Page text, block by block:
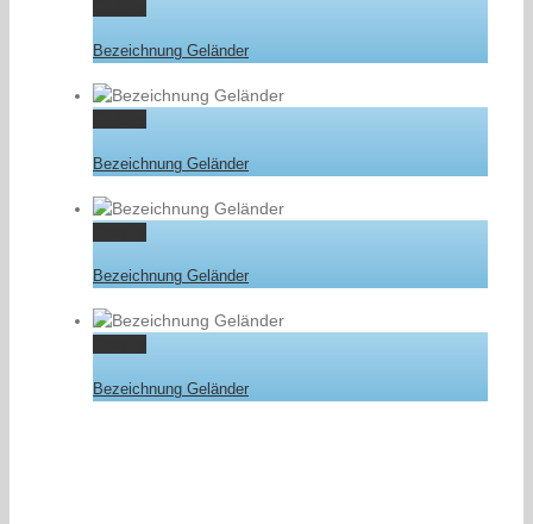
Bezeichnung Geländer
Bezeichnung Geländer
Bezeichnung Geländer
Bezeichnung Geländer